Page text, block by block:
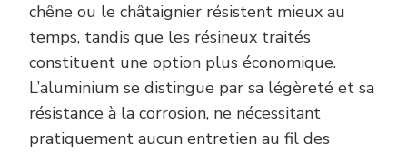
chêne ou le châtaignier résistent mieux au
temps, tandis que les résineux traités
constituent une option plus économique.
L’aluminium se distingue par sa légèreté et sa
résistance à la corrosion, ne nécessitant
pratiquement aucun entretien au fil des